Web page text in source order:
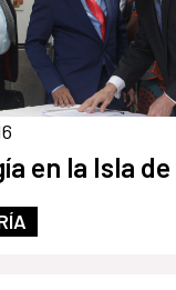
en la Isla